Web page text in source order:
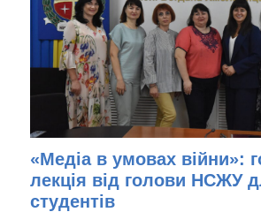
«Медіа в умовах війни»:
лекція від голови НСЖУ
студентів